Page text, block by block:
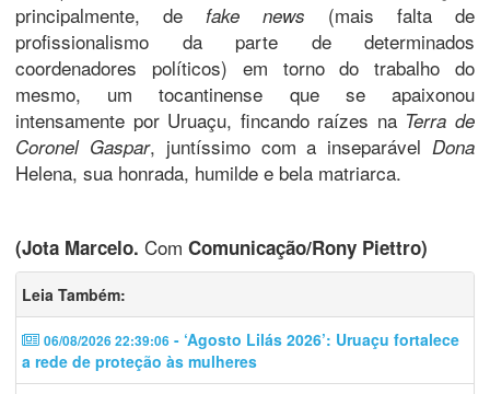
principalmente, de fake news (mais falta de
profissionalismo da parte de determinados
coordenadores políticos) em torno do trabalho do
mesmo, um tocantinense que se apaixonou
intensamente por Uruaçu, fincando raízes na Terra de
Coronel Gaspar, juntíssimo com a inseparávelDona
Helena, sua honrada, humilde e bela matriarca.
(Jota Marcelo. Com Comunicação/Rony Piettro)
Leia Também:
06/08/2026 22:39:06 - ‘Agosto Lilás 2026’: Uruaçu fortalece
a rede de proteção às mulheres